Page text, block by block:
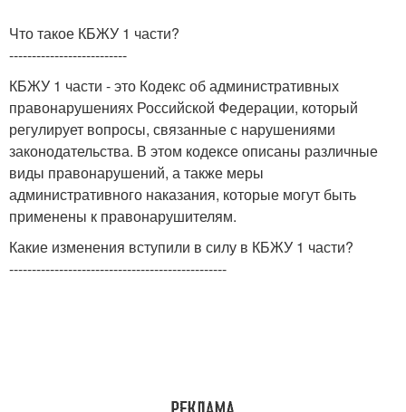
Что такое КБЖУ 1 части?
--------------------------
КБЖУ 1 части - это Кодекс об административных
правонарушениях Российской Федерации, который
регулирует вопросы, связанные с нарушениями
законодательства. В этом кодексе описаны различные
виды правонарушений, а также меры
административного наказания, которые могут быть
применены к правонарушителям.
Какие изменения вступили в силу в КБЖУ 1 части?
------------------------------------------------